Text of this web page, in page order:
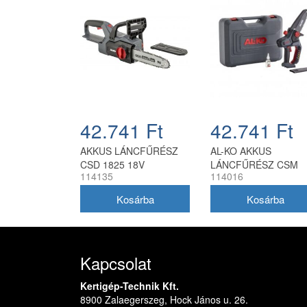
42.741 Ft
AKKUS LÁNCFŰRÉSZ
CSD 1825 18V
114135
42.741 Ft
AL-KO AKKUS
LÁNCFŰRÉSZ CSM
1815
114016
Kapcsolat
Kertigép-Technik Kft.
8900 Zalaegerszeg, Hock János u. 26.